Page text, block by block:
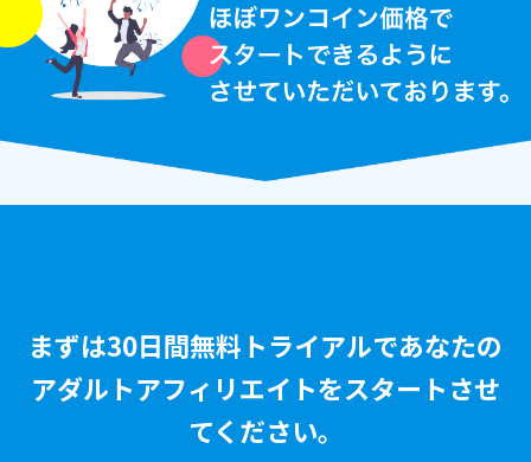
まずは30日間無料トライアルであなたの
アダルトアフィリエイトをスタートさせ
てください。